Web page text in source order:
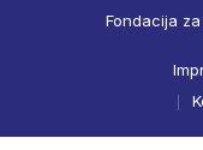
Fondacija